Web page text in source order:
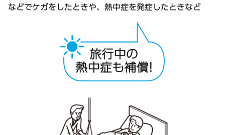
などでケガをしたときや、熱中症を発症したときなど